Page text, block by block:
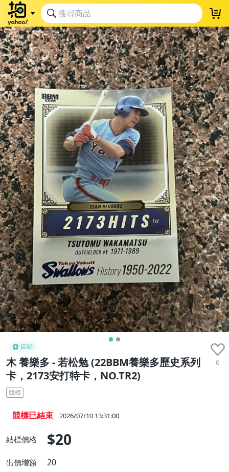
店鋪
木 養樂多 - 若松勉 (22BBM養樂多歷史系列
卡，2173安打特卡，NO.TR2)
0
競標
競標已結束 2026/07/10 13:31:00
結標價格 $20
出價增額 20